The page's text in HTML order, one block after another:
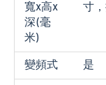
寬x高x
深(毫
米)
寸
變頻式
是